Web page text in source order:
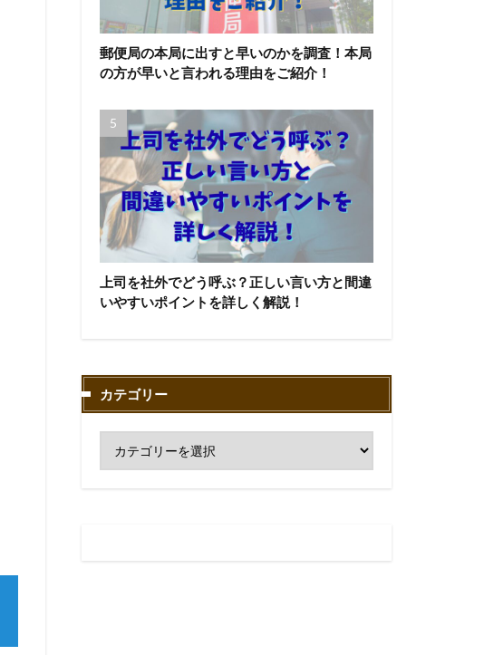
郵便局の本局に出すと早いのかを調査！本局
の方が早いと言われる理由をご紹介！
上司を社外でどう呼ぶ？正しい言い方と間違
いやすいポイントを詳しく解説！
カテゴリー